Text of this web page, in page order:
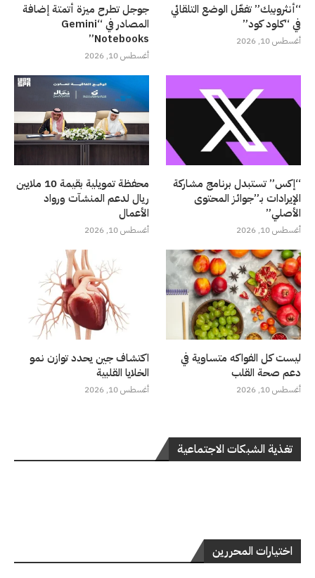
“أنثروبيك” تفعّل الوضع التلقائي
في “كلود كود”
أغسطس 10, 2026
جوجل تطرح ميزة أتمتة إضافة
المصادر في “Gemini
Notebooks”
أغسطس 10, 2026
“إكس” تستبدل برنامج مشاركة
الإيرادات بـ”جوائز المحتوى
الأصلي”
أغسطس 10, 2026
محفظة تمويلية بقيمة 10 ملايين
ريال لدعم المنشآت ورواد
الأعمال
أغسطس 10, 2026
ليست كل الفواكه متساوية في
دعم صحة القلب
أغسطس 10, 2026
اكتشاف جين يحدد توازن نمو
الخلايا القلبية
أغسطس 10, 2026
تغذية الشبكات الاجتماعية
اختيارات المحررين